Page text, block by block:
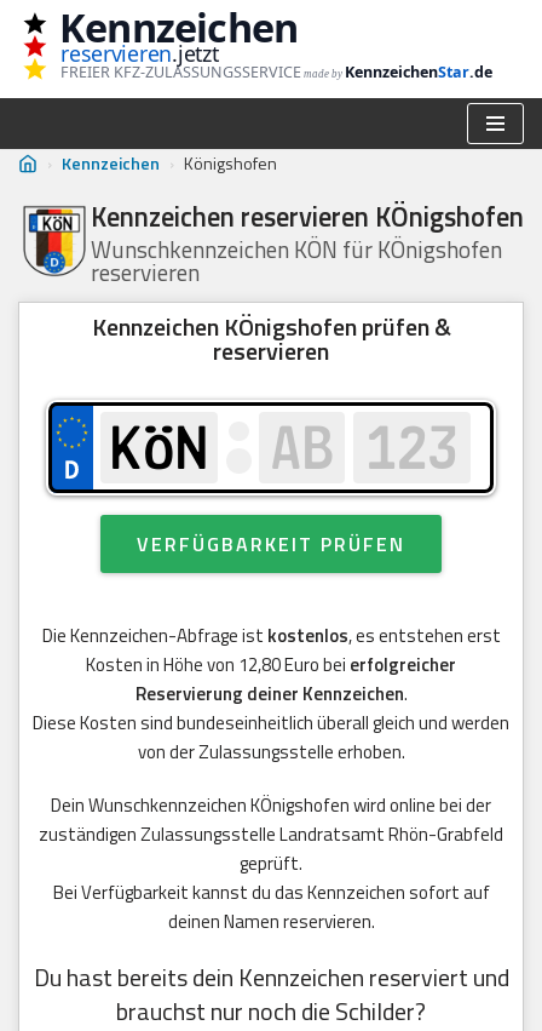
Zum
Inhalt
Kennzeichen
reservieren.jetzt
FREIER KFZ-ZULASSUNGSSERVICE made by KennzeichenStar.de
› Kennzeichen › Königshofen
Kennzeichen reservieren KÖnigshofen
Wunschkennzeichen KÖN für KÖnigshofen
reservieren
Kennzeichen KÖnigshofen prüfen &
reservieren
VERFÜGBARKEIT PRÜFEN
Die Kennzeichen-Abfrage ist kostenlos, es entstehen erst
Kosten in Höhe von 12,80 Euro bei erfolgreicher
Reservierung deiner Kennzeichen.
Diese Kosten sind bundeseinheitlich überall gleich und werden
von der Zulassungsstelle erhoben.
Dein Wunschkennzeichen KÖnigshofen wird online bei der
zuständigen Zulassungsstelle Landratsamt Rhön-Grabfeld
geprüft.
Bei Verfügbarkeit kannst du das Kennzeichen sofort auf
deinen Namen reservieren.
Du hast bereits dein Kennzeichen reserviert und
brauchst nur noch die Schilder?